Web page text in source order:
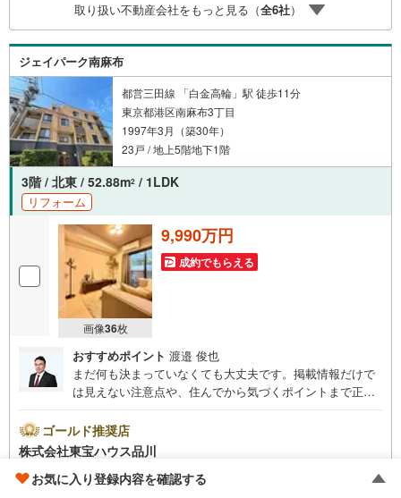
時！内覧可能です！■平日・土日・祝祭日…日程・時間はい
つでも調整可能。ご指定の場所にお車でお迎えに上がりま
す。■不動産購入のご相談も随時開催中！■ ○住宅ローン
のご相談 ○買換えのご相談 ○ご自宅査定のご相談 ○弊
社買取も行っております！
取り扱い不動産会社をもっと見る（全6社）
ジェイパーク南麻布
都営三田線 「白金高輪」駅 徒歩11分
東京都港区南麻布3丁目
1997年3月（築30年）
23戸 / 地上5階地下1階
3階 / 北東 / 52.88m2 / 1LDK
リフォーム
画像36枚
9,990万円
成約でもらえる
おすすめポイント 渡邉 俊也
まだ何も決まっていなくても大丈夫です。掲載情報だけで
は見えない注意点や、住んでから気づくポイントまで正直
とも包み隠さずお伝えし、「納得して選ぶ」ためのサポー
トを大切にしています。現地でしか分からないリアルな情
報も含めて、一緒に後悔しない住まい探しを進めていきま
しょう。まずはお気軽にご相談ください。【Yahoo！ 不動
ゴールド推奨店
株式会社東宝ハウス品川
4.95 不動産会社レビュー 40件
お気に入り登録内容を確認する